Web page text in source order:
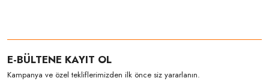
E-BÜLTENE KAYIT OL
Kampanya ve özel tekliflerimizden ilk önce siz yararlanın.